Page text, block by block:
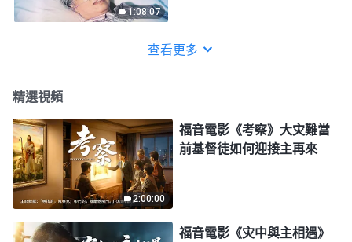
1:08:07
查看更多
精選視頻
2:00:00
福音電影《考察》大灾難當
前基督徒如何迎接主再來
福音電影《灾中與主相遇》